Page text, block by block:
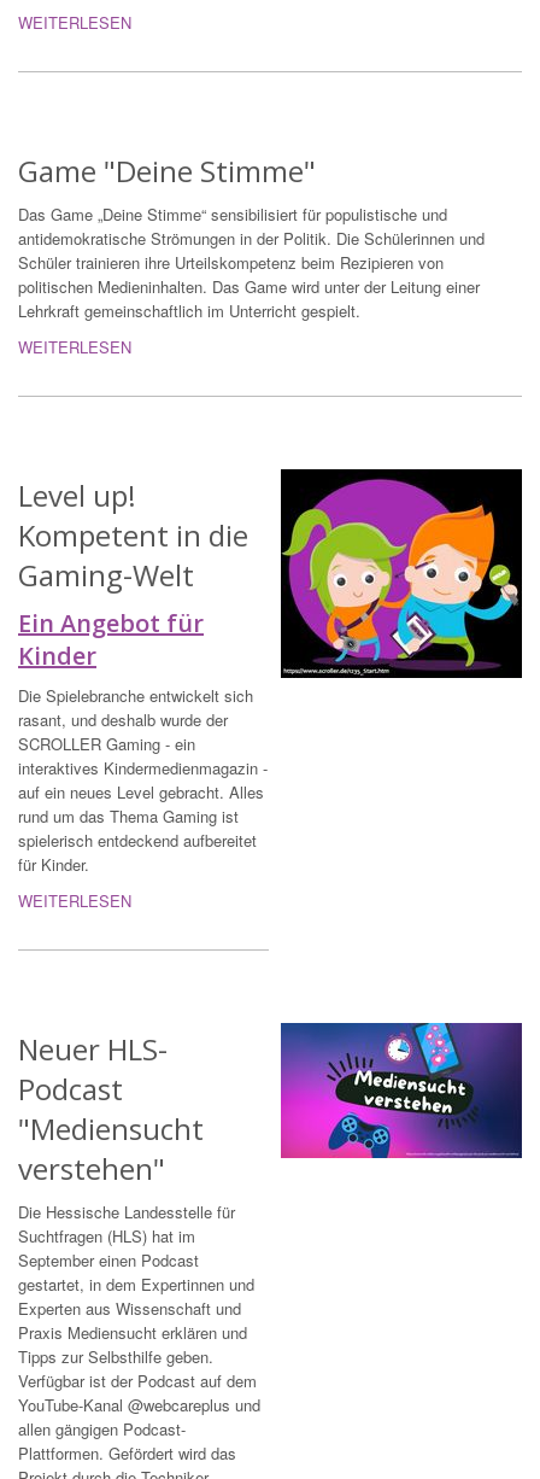
WEITERLESEN
Game "Deine Stimme"
Das Game „Deine Stimme“ sensibilisiert für populistische und
antidemokratische Strömungen in der Politik. Die Schülerinnen und
Schüler trainieren ihre Urteilskompetenz beim Rezipieren von
politischen Medieninhalten. Das Game wird unter der Leitung einer
Lehrkraft gemeinschaftlich im Unterricht gespielt.
WEITERLESEN
Level up!
Kompetent in die
Gaming-Welt‌
Ein Angebot für
Kinder
Die Spielebranche entwickelt sich
rasant, und deshalb wurde der
SCROLLER Gaming - ein
interaktives Kindermedienmagazin -
auf ein neues Level gebracht. Alles
rund um das Thema Gaming ist
spielerisch entdeckend aufbereitet
für Kinder.
WEITERLESEN
Neuer HLS-
Podcast
"Mediensucht
verstehen"
Die Hessische Landesstelle für
Suchtfragen (HLS) hat im
September einen Podcast
gestartet, in dem Expertinnen und
Experten aus Wissenschaft und
Praxis Mediensucht erklären und
Tipps zur Selbsthilfe geben.
Verfügbar ist der Podcast auf dem
YouTube-Kanal @webcareplus und
allen gängigen Podcast-
Plattformen. Gefördert wird das